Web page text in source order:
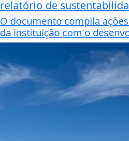
relatório de
O documento compila
da instituição com o